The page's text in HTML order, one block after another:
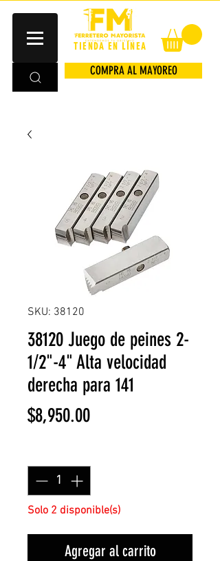
TIENDA EN LÍNEA
COMPRA AL MAYOREO
SKU: 38120
38120 Juego de peines 2-
1/2"-4" Alta velocidad
derecha para 141
$8,950.00Precio
Solo 2 disponible(s)
Agregar al carrito